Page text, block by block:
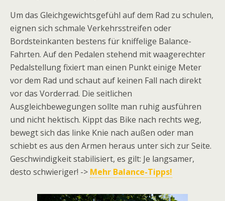
Um das Gleichgewichtsgefühl auf dem Rad zu schulen,
eignen sich schmale Verkehrsstreifen oder
Bordsteinkanten bestens für kniffelige Balance-
Fahrten. Auf den Pedalen stehend mit waagerechter
Pedalstellung fixiert man einen Punkt einige Meter
vor dem Rad und schaut auf keinen Fall nach direkt
vor das Vorderrad. Die seitlichen
Ausgleichbewegungen sollte man ruhig ausführen
und nicht hektisch. Kippt das Bike nach rechts weg,
bewegt sich das linke Knie nach außen oder man
schiebt es aus den Armen heraus unter sich zur Seite.
Geschwindigkeit stabilisiert, es gilt: Je langsamer,
desto schwieriger! -> Mehr Balance-Tipps!